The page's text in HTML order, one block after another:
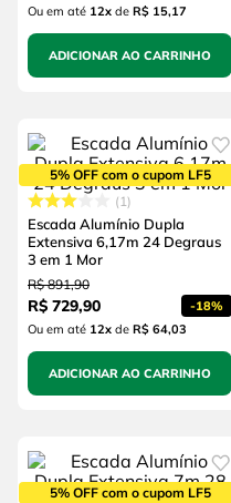
Ou em até 12xde R$ 15,17
ADICIONAR AO CARRINHO
5% OFF com o cupom LF5
1
Escada Alumínio Dupla
Extensiva 6,17m 24 Degraus
3 em 1 Mor
R$ 891,90
R$ 729,90 -18%
Ou em até 12xde R$ 64,03
ADICIONAR AO CARRINHO
5% OFF com o cupom LF5